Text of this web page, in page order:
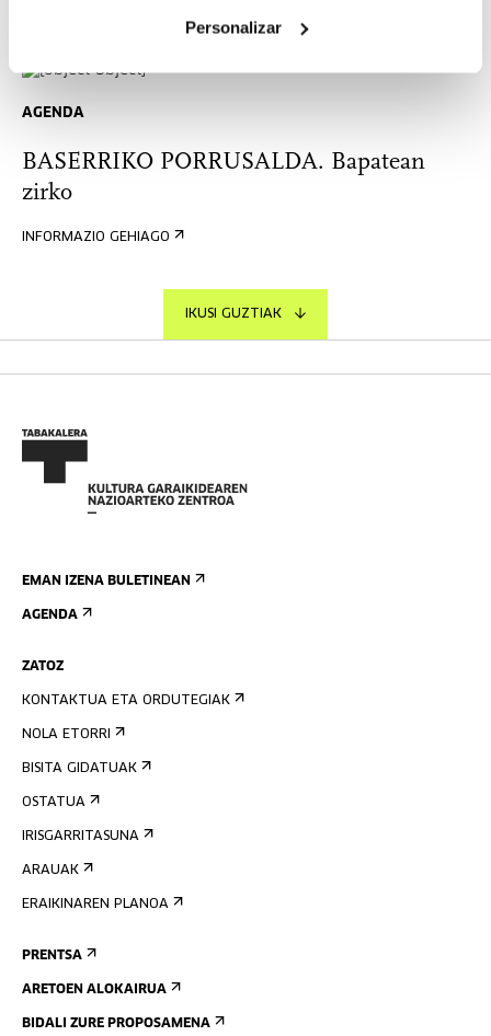
Personalizar
AGENDA
BASERRIKO PORRUSALDA. Bapatean
zirko
INFORMAZIO GEHIAGO
IKUSI GUZTIAK
EMAN IZENA BULETINEAN
AGENDA
ZATOZ
KONTAKTUA ETA ORDUTEGIAK
NOLA ETORRI
BISITA GIDATUAK
OSTATUA
IRISGARRITASUNA
ARAUAK
ERAIKINAREN PLANOA
PRENTSA
ARETOEN ALOKAIRUA
BIDALI ZURE PROPOSAMENA